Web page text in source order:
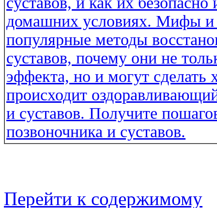
Перейти к содержимому